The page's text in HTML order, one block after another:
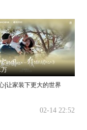
|让家装下更大的世界
02-14 22:52